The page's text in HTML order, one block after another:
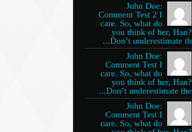
John Doe:
Comment Test 2 I
care. So, what do
you think of her, Han?
Don’t underestimate th...
John Doe:
Comment Test I
care. So, what do
you think of her, Han?
Don’t underestimate the...
John Doe:
Comment Test I
care. So, what do